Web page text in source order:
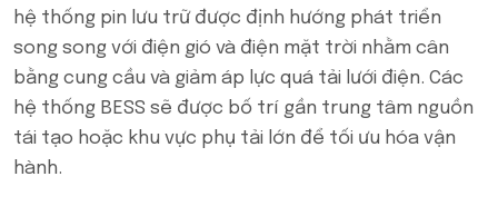
hệ thống pin lưu trữ được định hướng phát triển
song song với điện gió và điện mặt trời nhằm cân
bằng cung cầu và giảm áp lực quá tải lưới điện. Các
hệ thống BESS sẽ được bố trí gần trung tâm nguồn
tái tạo hoặc khu vực phụ tải lớn để tối ưu hóa vận
hành.